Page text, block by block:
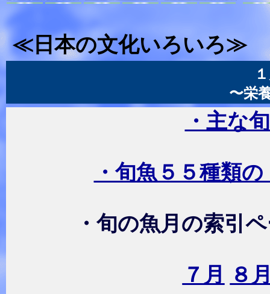
≪日本の文化いろいろ≫
〜栄
・主な
・旬魚５５種類
・旬の魚月の索引
７月 ８